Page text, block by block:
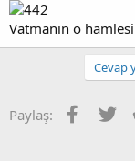
Vatmanın o
Cevap
Paylaş: